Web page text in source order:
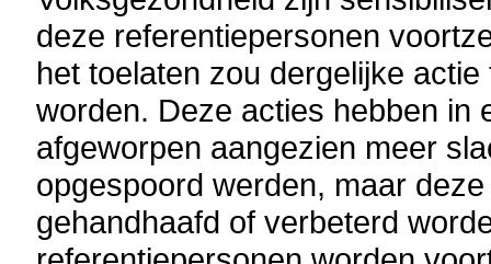
deze referentiepersonen
het toelaten zou dergelijke
worden. Deze acties hebben in
afgeworpen aangezien meer
opgespoord werden, maar
gehandhaafd of verbeterd